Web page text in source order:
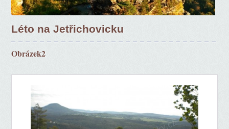
Léto na Jetřichovicku
Obrázek2